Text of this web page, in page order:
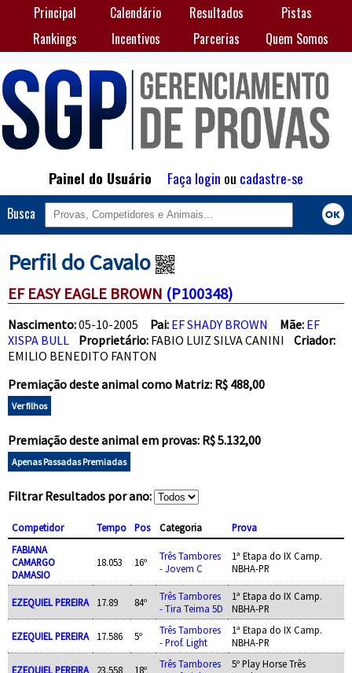
Principal Calendário Resultados
Pistas
Rankings
Incentivos Parcerias Quem Somos
Painel do Usuário Faça login ou cadastre-se
Busca
Perfil do Cavalo
EF EASY EAGLE BROWN (P100348)
Nascimento:05-10-2005 Pai: EF SHADY BROWN Mãe: EF
XISPA BULL
Proprietário: FABIO LUIZ SILVA CANINI Criador:
EMILIO BENEDITO FANTON
Premiação deste animal como Matriz: R$ 488,00
Ver filhos
Premiação deste animal em provas: R$ 5.132,00
Apenas Passadas Premiadas
Filtrar Resultados por ano:
Competidor Tempo Pos Categoria
Prova
FABIANA
CAMARGO
DAMASIO
18.053 16º
Três Tambores
- Jovem C
1ª Etapa do IX Camp.
NBHA-PR
EZEQUIEL PEREIRA 17.89 84º
Três Tambores
- Tira Teima 5D
1ª Etapa do IX Camp.
NBHA-PR
EZEQUIEL PEREIRA 17.586 5º
Três Tambores
- Prof. Light
1ª Etapa do IX Camp.
NBHA-PR
EZEQUIEL PEREIRA 23.558 18º
Três Tambores
5º Play Horse Três